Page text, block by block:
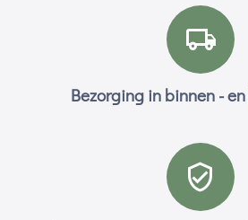
Bezorging in binnen -